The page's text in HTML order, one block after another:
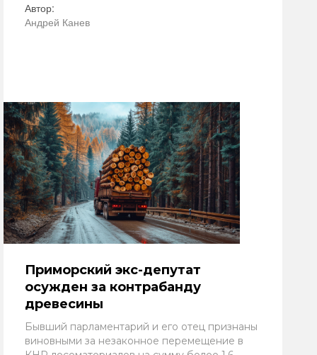
Автор:
Андрей Канев
Приморский экс-депутат
осужден за контрабанду
древесины
Бывший парламентарий и его отец признаны
виновными за незаконное перемещение в